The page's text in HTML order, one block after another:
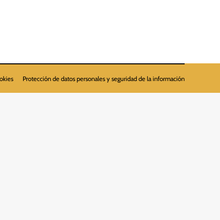
Protección de datos personales y seguridad de la información